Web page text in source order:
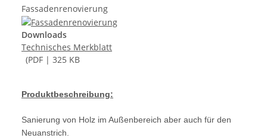
Fassadenrenovierung
Downloads
Technisches Merkblatt
(PDF | 325 KB
Produktbeschreibung:
Sanierung von Holz im Außenbereich aber auch für den
Neuanstrich.